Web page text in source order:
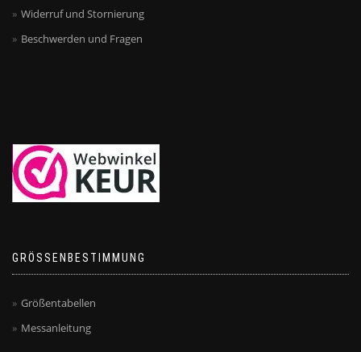
Widerruf und Stornierung
Beschwerden und Fragen
GRÖSSENBESTIMMUNG
Größentabellen
Messanleitung